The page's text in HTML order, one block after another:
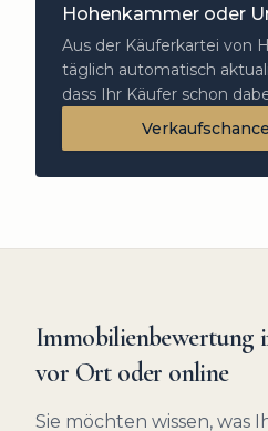
Hohenkammer oder
Aus der Käuferkartei von
täglich automatisch
dass Ihr Käufer schon
Immobilienbewertung
vor Ort oder online
Sie möchten wissen, was